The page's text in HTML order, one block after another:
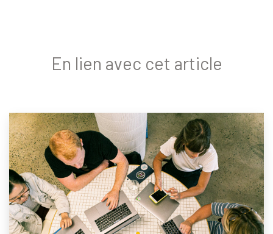
En lien avec cet article